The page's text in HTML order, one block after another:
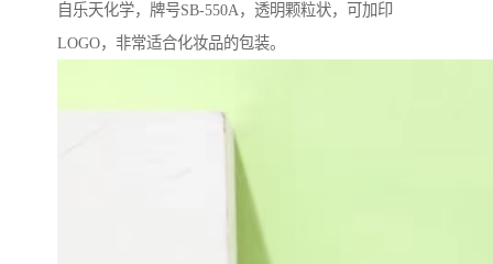
自乐天化学，牌号SB-550A，透明颗粒状，可加印
LOGO，非常适合化妆品的包装。